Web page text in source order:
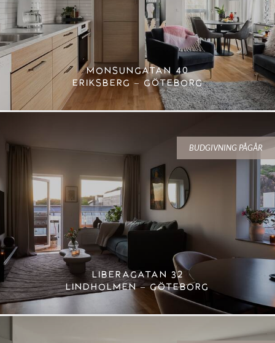
MONSUNGATAN 40
ERIKSBERG – GÖTEBORG
BUDGIVNING PÅGÅR
LIBERAGATAN 32
LINDHOLMEN – GÖTEBORG